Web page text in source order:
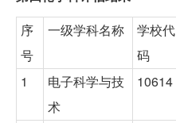
序
号
一级学科名称
学校代
码
1
电子科学与技
术
10614